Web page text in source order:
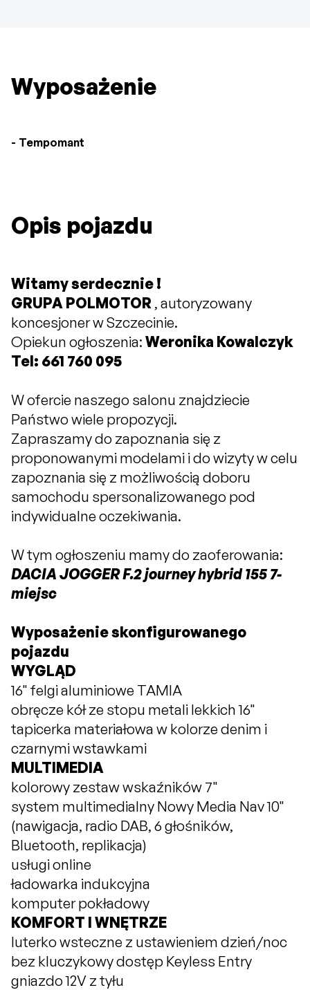
Wyposażenie
Tempomant
Opis pojazdu
Witamy serdecznie !
GRUPA POLMOTOR , autoryzowany
koncesjoner w Szczecinie.
Opiekun ogłoszenia:Weronika Kowalczyk
Tel: 661 760 095
W ofercie naszego salonu znajdziecie
Państwo wiele propozycji.
Zapraszamy do zapoznania się z
proponowanymi modelami i do wizyty w celu
zapoznania się z możliwością doboru
samochodu spersonalizowanego pod
indywidualne oczekiwania.
W tym ogłoszeniu mamy do zaoferowania:
DACIA JOGGER F.2 journey hybrid 155 7-
miejsc
Wyposażenie skonfigurowanego
pojazdu
WYGLĄD
16" felgi aluminiowe TAMIA
obręcze kół ze stopu metali lekkich 16"
tapicerka materiałowa w kolorze denim i
czarnymi wstawkami
MULTIMEDIA
kolorowy zestaw wskaźników 7"
system multimedialny Nowy Media Nav 10"
(nawigacja, radio DAB, 6 głośników,
Bluetooth, replikacja)
usługi online
ładowarka indukcyjna
komputer pokładowy
KOMFORT I WNĘTRZE
luterko wsteczne z ustawieniem dzień/noc
bez kluczykowy dostęp Keyless Entry
gniazdo 12V z tyłu